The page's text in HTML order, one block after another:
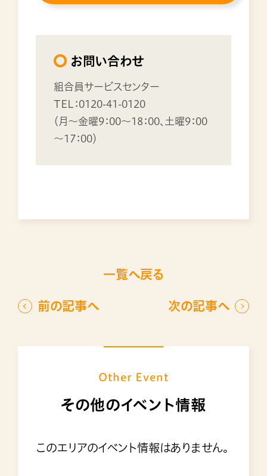
お問い合わせ
組合員サービスセンター
TEL：0120-41-0120
（月～金曜9：00～18：00、土曜9：00
～17：00）
前の記事へ 次の記事へ
一覧へ戻る
Other Event
その他のイベント情報
このエリアのイベント情報はありません。